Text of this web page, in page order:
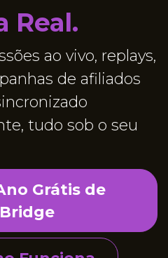
Real.
ao vivo, replays,
de afiliados
tudo sob o seu
Grátis de